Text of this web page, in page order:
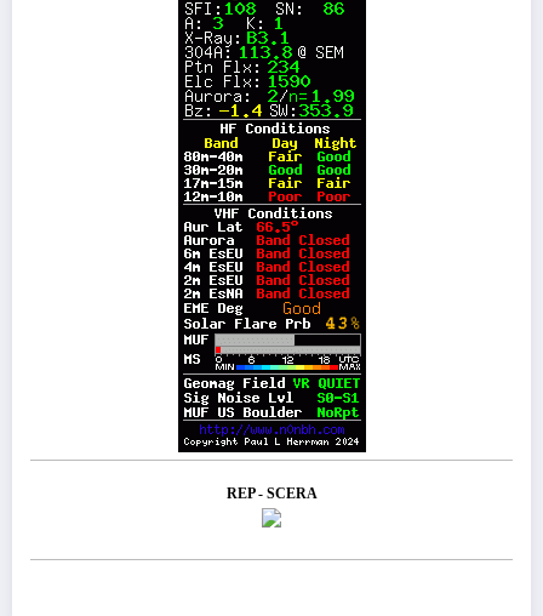
REP - SCERA